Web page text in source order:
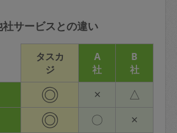
社サービスとの違い
タスカ
ジ
A
社
B
社
◎ × △
◎ 〇 ×